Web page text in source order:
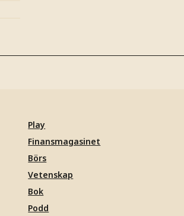
Play
Finansmagasinet
Börs
Vetenskap
Bok
Podd